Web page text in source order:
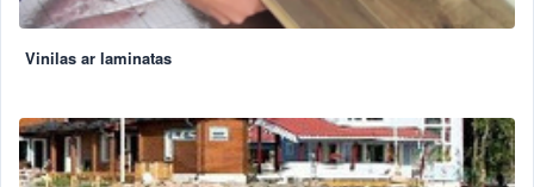
Vinilas ar laminatas